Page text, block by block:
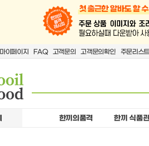
마이페이지 FAQ 고객문의 고객문의확인 주문리스트
한끼의품격 한끼 식품